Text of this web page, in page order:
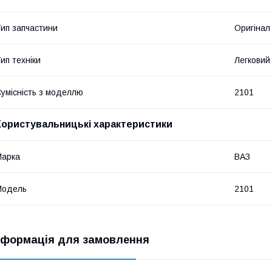
запчастини Оригінал
техніки
з моделлю 2101
характеристики
ВАЗ
2101
для замовлення